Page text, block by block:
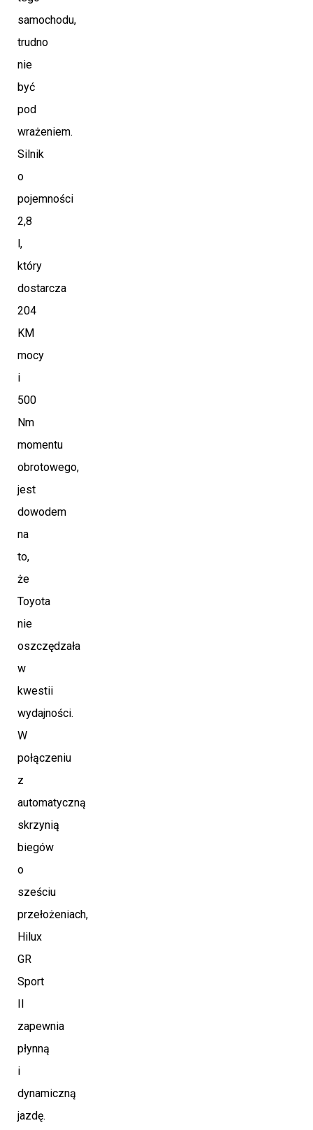
samochodu,
trudno
nie
być
pod
wrażeniem.
Silnik
o
pojemności
2,8
l,
który
dostarcza
204
KM
mocy
i
500
Nm
momentu
obrotowego,
jest
dowodem
na
to,
że
Toyota
nie
oszczędzała
w
kwestii
wydajności.
W
połączeniu
z
automatyczną
skrzynią
biegów
o
sześciu
przełożeniach,
Hilux
GR
Sport
zapewnia
płynną
i
dynamiczną
jazdę.